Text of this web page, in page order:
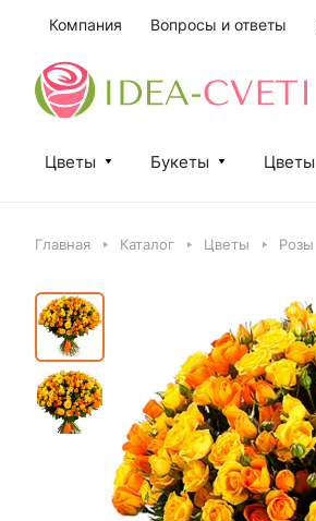
Компания Вопросы и ответы
Цветы Букеты Цветы
Главная Каталог Цветы Розы